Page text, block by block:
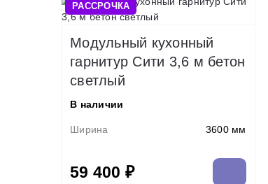
РАССРОЧКА
Модульный кухонный
гарнитур Сити 3,6 м бетон
светлый
В наличии
Ширина 3600 мм
59 400 ₽